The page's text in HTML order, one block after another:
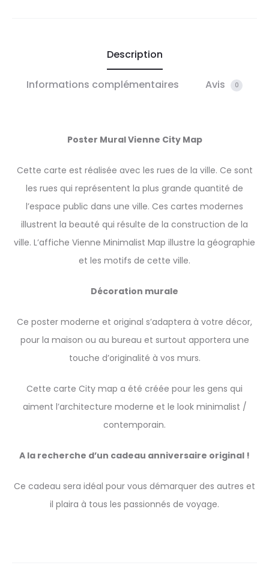
Description
Informations complémentaires Avis 0
Poster Mural Vienne City Map
Cette carte est réalisée avec les rues de la ville. Ce sont
les rues qui représentent la plus grande quantité de
l’espace public dans une ville. Ces cartes modernes
illustrent la beauté qui résulte de la construction de la
ville. L’affiche Vienne Minimalist Map illustre la géographie
et les motifs de cette ville.
Décoration murale
Ce poster moderne et original s’adaptera à votre décor,
pour la maison ou au bureau et surtout apportera une
touche d’originalité à vos murs.
Cette carte City map a été créée pour les gens qui
aiment l’architecture moderne et le look minimalist /
contemporain.
A la recherche d’un cadeau anniversaire original !
Ce cadeau sera idéal pour vous démarquer des autres et
il plaira à tous les passionnés de voyage.